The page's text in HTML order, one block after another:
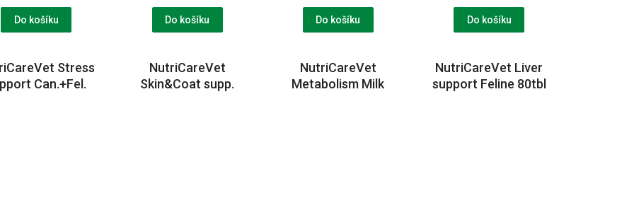
Do košíku Do košíku Do košíku Do košíku
Stress
Can.+Fel.
NutriCareVet
Skin&Coat supp.
NutriCareVet
Metabolism Milk
NutriCareVet Liver
support Feline 80tbl